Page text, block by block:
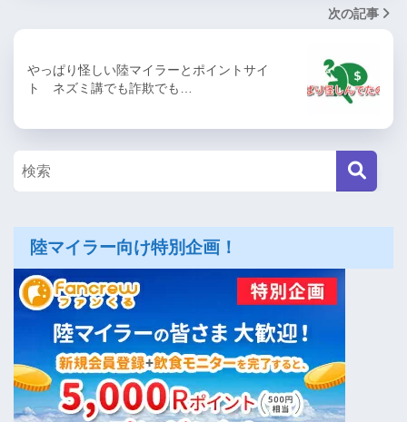
次の記事
やっぱり怪しい陸マイラーとポイントサイ
ト ネズミ講でも詐欺でも…
陸マイラー向け特別企画！